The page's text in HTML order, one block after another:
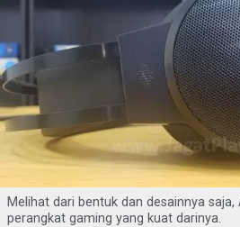
Melihat dari bentuk dan desainnya
perangkat gaming yang kuat darinya.